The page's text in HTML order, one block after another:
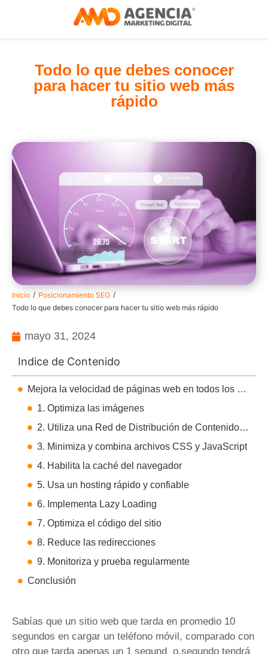
Todo lo que debes conocer
para hacer tu sitio web más
rápido
Inicio / Posicionamiento SEO /
Todo lo que debes conocer para hacer tu sitio web más rápido
mayo 31, 2024
Indice de Contenido
Mejora la velocidad de páginas web en todos los dispositivos
1. Optimiza las imágenes
2. Utiliza una Red de Distribución de Contenidos (CDN)
3. Minimiza y combina archivos CSS y JavaScript
4. Habilita la caché del navegador
5. Usa un hosting rápido y confiable
6. Implementa Lazy Loading
7. Optimiza el código del sitio
8. Reduce las redirecciones
9. Monitoriza y prueba regularmente
Conclusión
Sabías que un sitio web que tarda en promedio 10
segundos en cargar un teléfono móvil, comparado con
otro que tarda apenas un 1 segund o,segundo tendrá